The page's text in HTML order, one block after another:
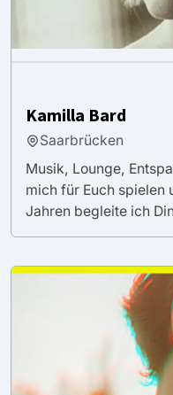
Kamilla Bard
Saarbrücken
Musik, Lounge,
mich für Euch spielen
Jahren begleite ich